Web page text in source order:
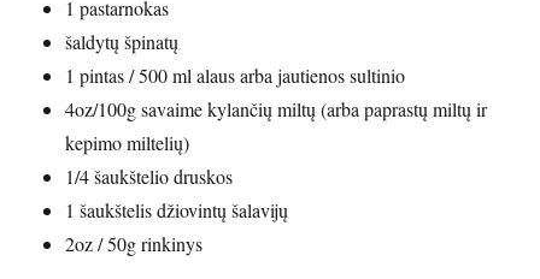
1 pastarnokas
šaldytų špinatų
1 pintas / 500 ml alaus arba jautienos sultinio
4oz/100g savaime kylančių miltų (arba paprastų miltų ir
kepimo miltelių)
1/4 šaukštelio druskos
1 šaukštelis džiovintų šalavijų
2oz / 50g rinkinys